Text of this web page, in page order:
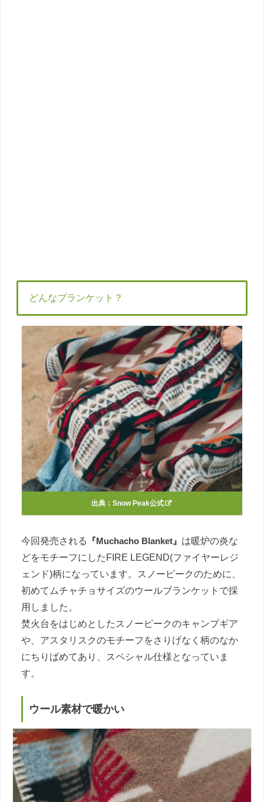
どんなブランケット？
出典： Snow Peak公式
今回発売される 『Muchacho Blanket』 は暖炉の炎な
どをモチーフにしたFIRE LEGEND(ファイヤーレジ
ェンド)柄になっています。スノーピークのために、
初めてムチャチョサイズのウールブランケットで採
用しました。
焚火台をはじめとしたスノーピークのキャンプギア
や、アスタリスクのモチーフをさりげなく柄のなか
にちりばめてあり、スペシャル仕様となっていま
す。
ウール素材で暖かい